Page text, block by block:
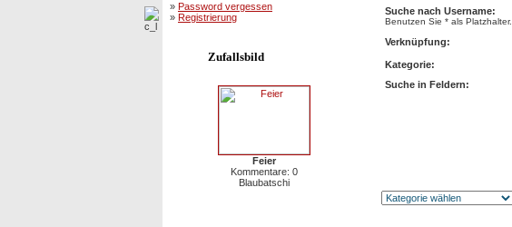
» Password vergessen
» Registrierung
Zufallsbild
Feier
Kommentare: 0
Blaubatschi
Suche nach Username:
Benutzen Sie * als Platzhalter.
Verknüpfung:
Kategorie:
Suche in Feldern: